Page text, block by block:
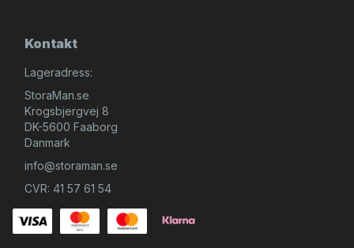
Kontakt
Lageradress:
StoraMan.se
Krogsbjergvej 8
DK-5600 Faaborg
Danmark
info@storaman.se
CVR: 41 57 61 54